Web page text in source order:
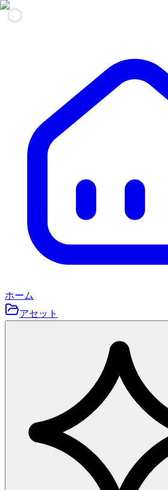
ホーム
アセット